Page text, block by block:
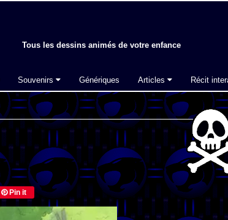
Tous les dessins animés de votre enfance
Souvenirs Génériques Articles Récit
Pin it